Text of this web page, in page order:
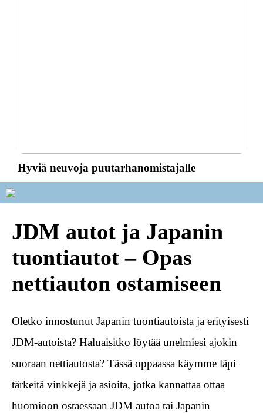
Hyviä neuvoja puutarhanomistajalle
JDM autot ja Japanin
tuontiautot – Opas
nettiauton ostamiseen
Oletko innostunut Japanin tuontiautoista ja erityisesti
JDM-autoista? Haluaisitko löytää unelmiesi ajokin
suoraan nettiautosta? Tässä oppaassa käymme läpi
tärkeitä vinkkejä ja asioita, jotka kannattaa ottaa
huomioon ostaessaan JDM autoa tai Japanin